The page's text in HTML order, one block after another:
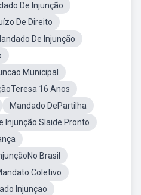
De Injunção
De Direito
De Injunção
Municipal
16 Anos
Mandado DePartilha
Injunção Slaide Pronto
Brasil
Coletivo
Injunçao